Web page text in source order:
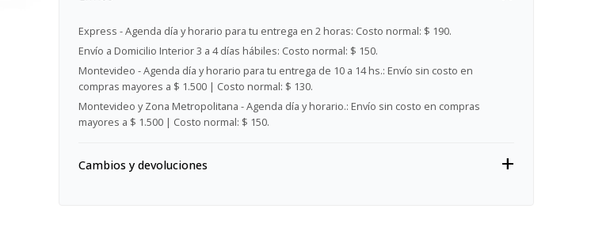
Express - Agenda día y horario para tu entrega en 2 horas: Costo normal: $ 190.
Envío a Domicilio Interior 3 a 4 días hábiles: Costo normal: $ 150.
Montevideo - Agenda día y horario para tu entrega de 10 a 14 hs.: Envío sin costo en
compras mayores a $ 1.500 | Costo normal: $ 130.
Montevideo y Zona Metropolitana - Agenda día y horario.: Envío sin costo en compras
mayores a $ 1.500 | Costo normal: $ 150.
Cambios y devoluciones